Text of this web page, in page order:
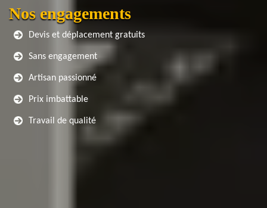
Nos engagements
Devis et déplacement gratuits
Sans engagement
Artisan passionné
Prix imbattable
Travail de qualité